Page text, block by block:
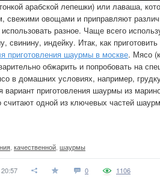
арабской лепешки) или лаваша,
свежими овощами и приправляют
разное. Чаще всего
свинину, индейку. Итак, как
приготовления шаурмы в москве. Мясо
обжарить и попробовать на
в домашних условиях, например,
вариант приготовления шаурмы из
считают одной из ключевых частей
качественной шаурмы
0 1106